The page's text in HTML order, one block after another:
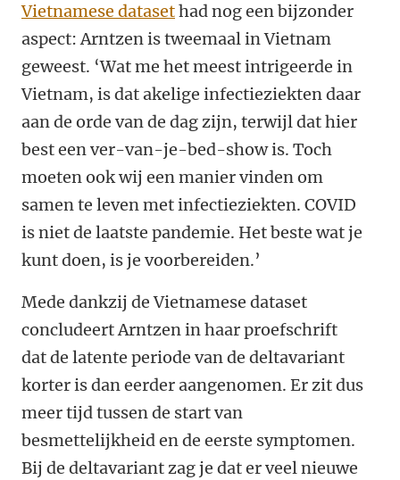
Vietnamese datasethad nog een bijzonder
aspect: Arntzen is tweemaal in Vietnam
geweest. ‘Wat me het meest intrigeerde in
Vietnam, is dat akelige infectieziekten daar
aan de orde van de dag zijn, terwijl dat hier
best een ver-van-je-bed-show is. Toch
moeten ook wij een manier vinden om
samen te leven met infectieziekten. COVID
is niet de laatste pandemie. Het beste wat je
kunt doen, is je voorbereiden.’
Mede dankzij de Vietnamese dataset
concludeert Arntzen in haar proefschrift
dat de latente periode van de deltavariant
korter is dan eerder aangenomen. Er zit dus
meer tijd tussen de start van
besmettelijkheid en de eerste symptomen.
Bij de deltavariant zag je dat er veel nieuwe